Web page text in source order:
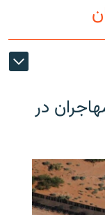
مهاجران در